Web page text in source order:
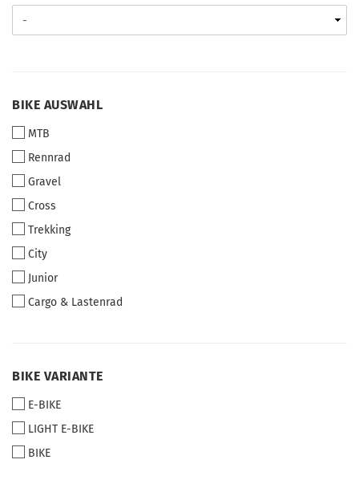
BIKE
BIKE AUSWAHL
MTB
Rennrad
Gravel
Cross
Trekking
City
Junior
Cargo & Lastenrad
BIKE
BIKE VARIANTE
E-BIKE
LIGHT E-BIKE
BIKE